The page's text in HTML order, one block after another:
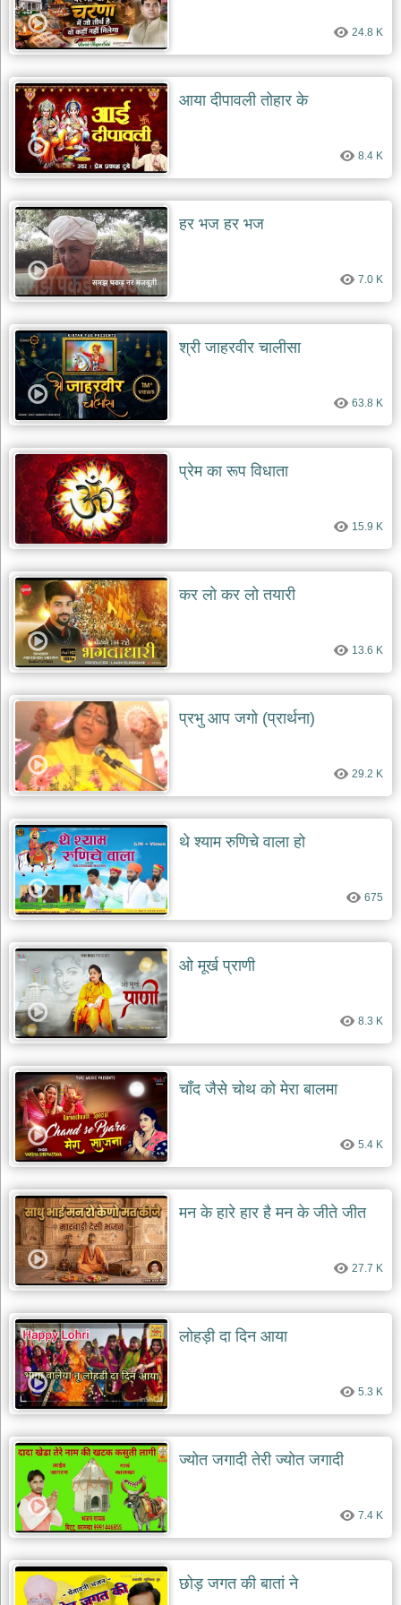
24.8 K
आया दीपावली तोहार के
8.4 K
हर भज हर भज
7.0 K
श्री जाहरवीर चालीसा
63.8 K
प्रेम का रूप विधाता
15.9 K
कर लो कर लो तयारी
13.6 K
प्रभु आप जगो (प्रार्थना)
29.2 K
थे श्याम रुणिचे वाला हो
675
ओ मूर्ख प्राणी
8.3 K
चाँद जैसे चोथ को मेरा बालमा
5.4 K
मन के हारे हार है मन के जीते जीत
27.7 K
लोहड़ी दा दिन आया
5.3 K
ज्योत जगादी तेरी ज्योत जगादी
7.4 K
छोड़ जगत की बातां ने